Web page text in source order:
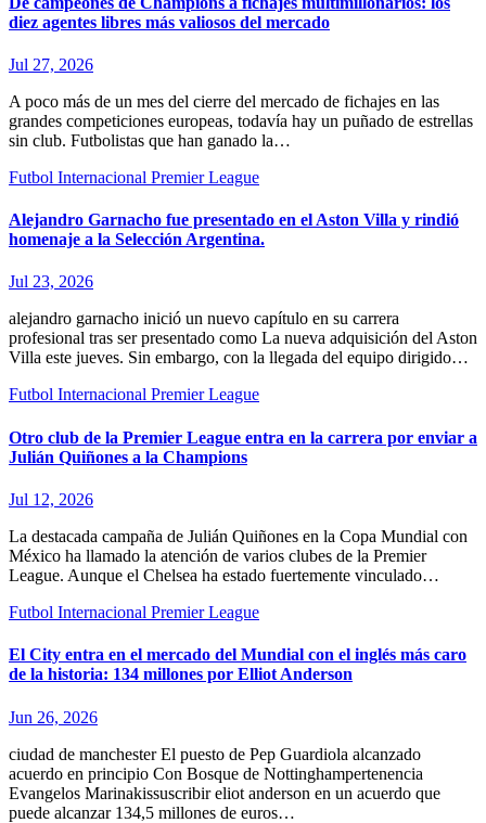
diez agentes libres más valiosos del mercado
Jul 27, 2026
A poco más de un mes del cierre del mercado de fichajes en las
grandes competiciones europeas, todavía hay un puñado de estrellas
sin club. Futbolistas que han ganado la…
Futbol Internacional Premier League
Alejandro Garnacho fue presentado en el Aston Villa y rindió
homenaje a la Selección Argentina.
Jul 23, 2026
alejandro garnacho inició un nuevo capítulo en su carrera
profesional tras ser presentado como La nueva adquisición del Aston
Villa este jueves. Sin embargo, con la llegada del equipo dirigido…
Futbol Internacional Premier League
Otro club de la Premier League entra en la carrera por enviar a
Julián Quiñones a la Champions
Jul 12, 2026
La destacada campaña de Julián Quiñones en la Copa Mundial con
México ha llamado la atención de varios clubes de la Premier
League. Aunque el Chelsea ha estado fuertemente vinculado…
Futbol Internacional Premier League
El City entra en el mercado del Mundial con el inglés más caro
de la historia: 134 millones por Elliot Anderson
Jun 26, 2026
ciudad de manchester El puesto de Pep Guardiola alcanzado
acuerdo en principio Con Bosque de Nottinghampertenencia
Evangelos Marinakissuscribir eliot anderson en un acuerdo que
puede alcanzar 134,5 millones de euros…